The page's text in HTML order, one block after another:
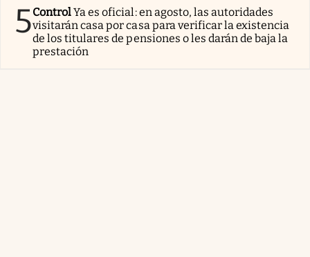
5ControlYa es oficial: en agosto, las autoridades
visitarán casa por casa para verificar la existencia
de los titulares de pensiones o les darán de baja la
prestación